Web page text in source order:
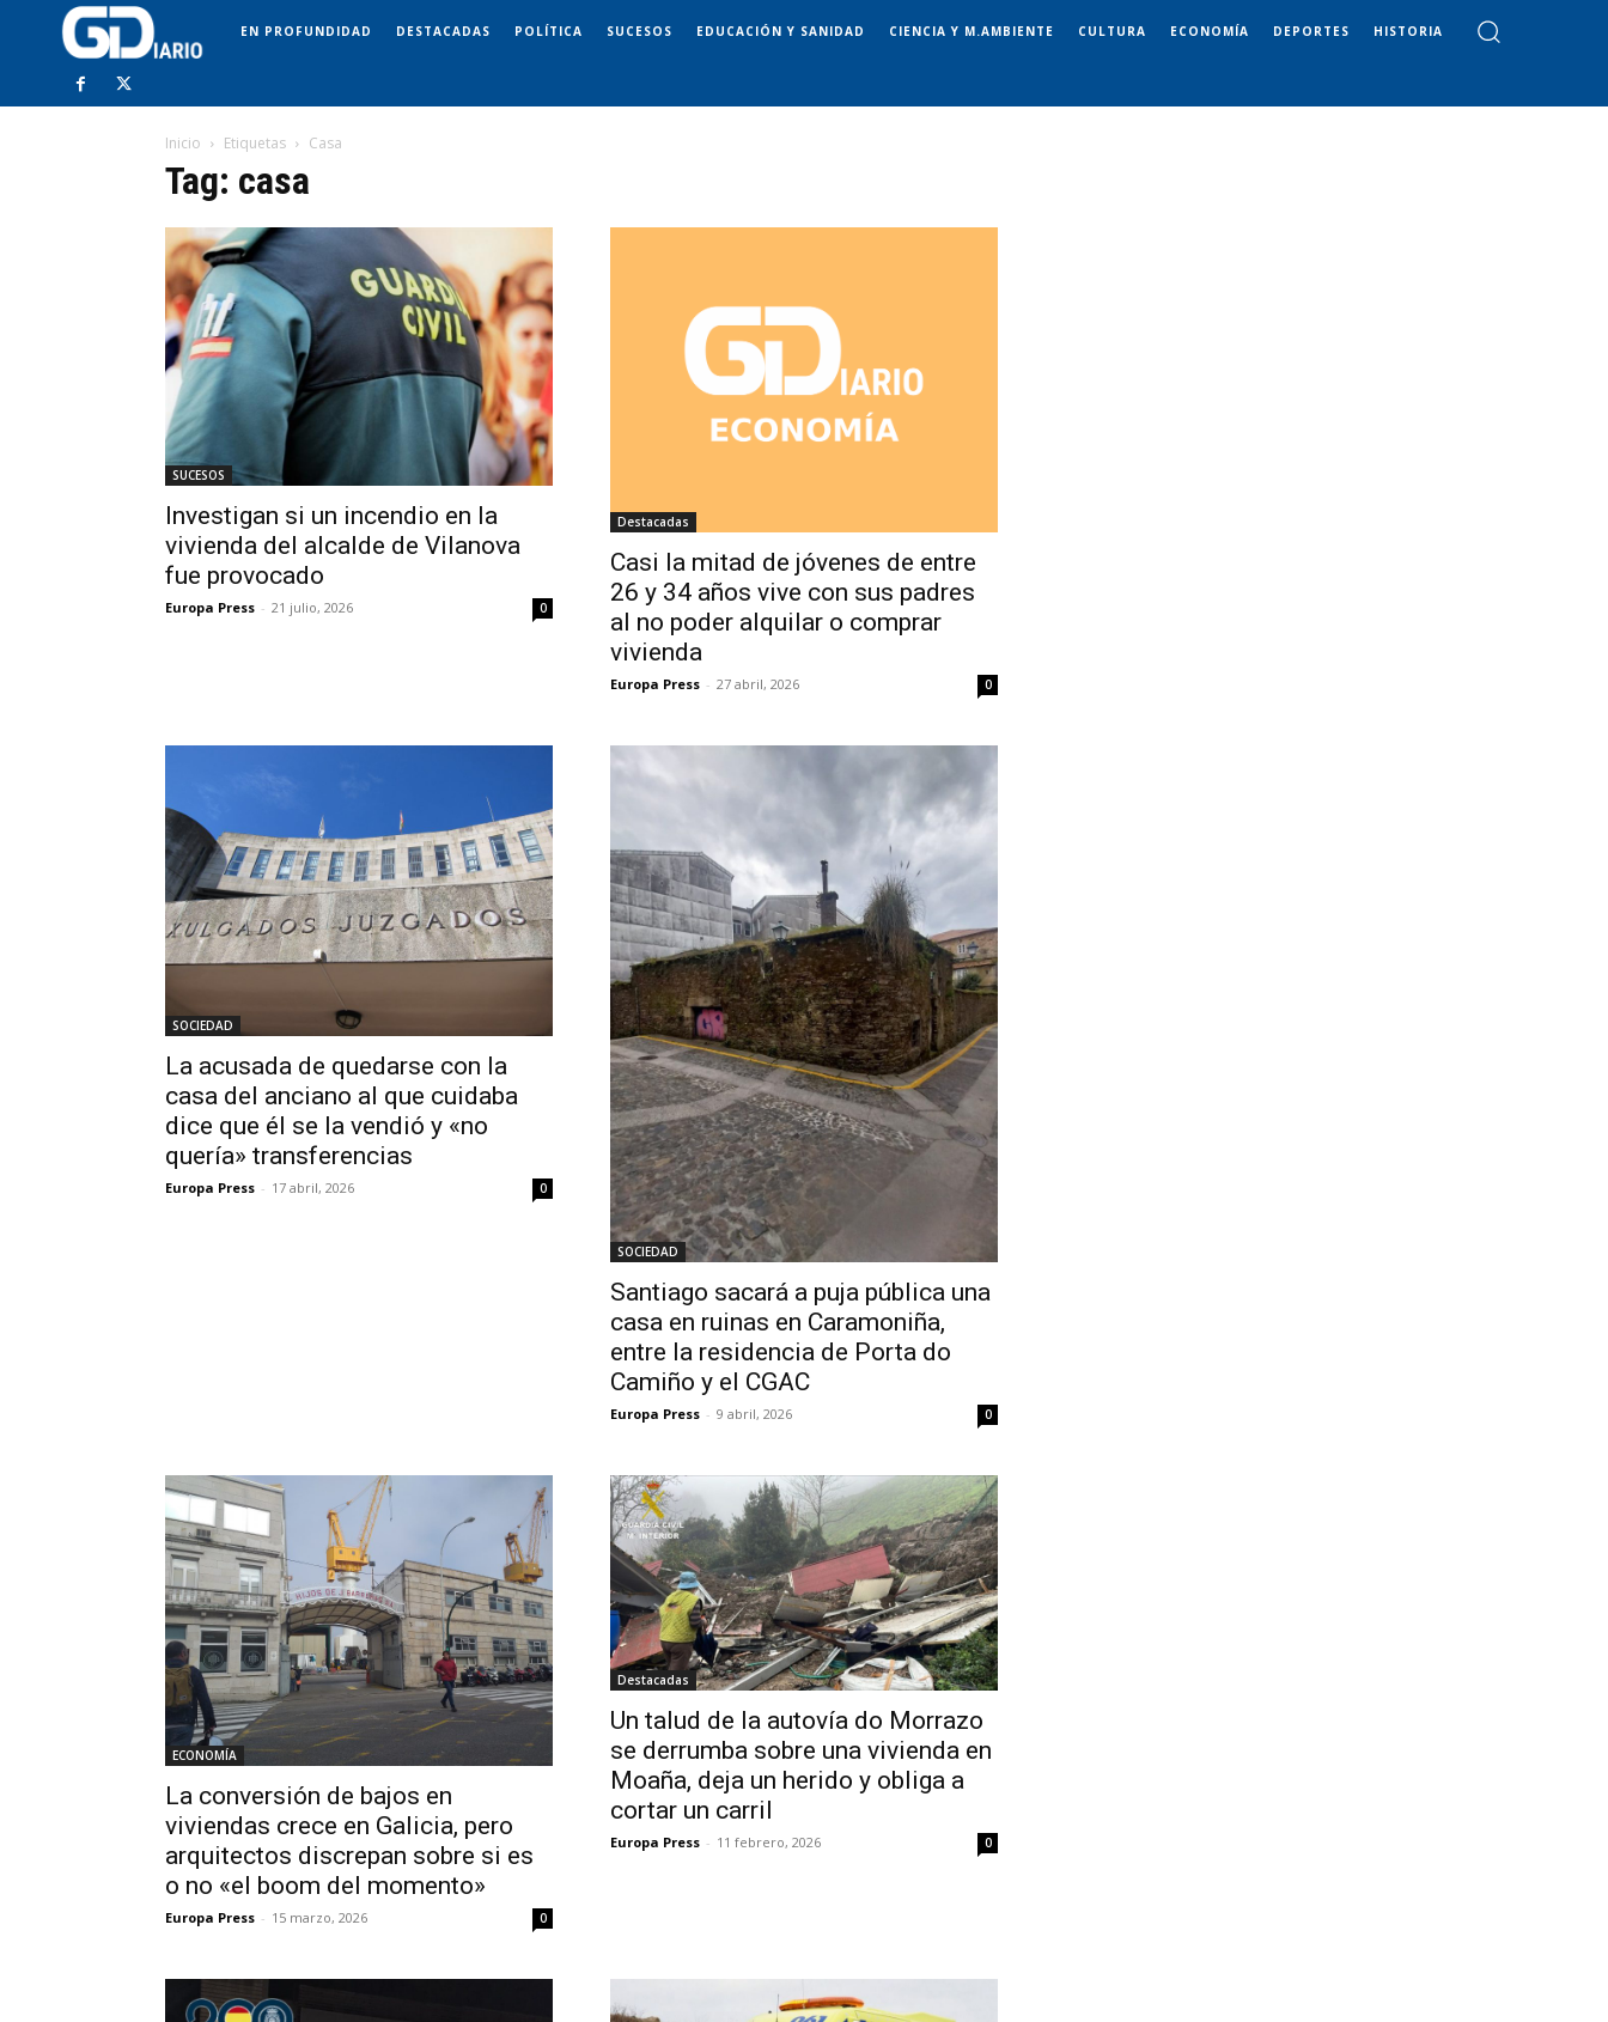
EN PROFUNDIDAD DESTACADAS POLÍTICA SUCESOS EDUCACIÓN Y SANIDAD CIENCIA Y M.AMBIENTE CULTURA ECONOMÍA DEPORTES HISTORIA
Inicio Etiquetas Casa
Tag: casa
SUCESOS
Investigan si un incendio en la
vivienda del alcalde de Vilanova
fue provocado
Europa Press - 21 julio, 2026 0
Destacadas
Casi la mitad de jóvenes de entre
26 y 34 años vive con sus padres
al no poder alquilar o comprar
vivienda
Europa Press - 27 abril, 2026 0
SOCIEDAD
La acusada de quedarse con la
casa del anciano al que cuidaba
dice que él se la vendió y «no
quería» transferencias
Europa Press - 17 abril, 2026 0
SOCIEDAD
Santiago sacará a puja pública una
casa en ruinas en Caramoniña,
entre la residencia de Porta do
Camiño y el CGAC
Europa Press - 9 abril, 2026 0
ECONOMÍA
La conversión de bajos en
viviendas crece en Galicia, pero
arquitectos discrepan sobre si es
o no «el boom del momento»
Europa Press - 15 marzo, 2026 0
Destacadas
Un talud de la autovía do Morrazo
se derrumba sobre una vivienda en
Moaña, deja un herido y obliga a
cortar un carril
Europa Press - 11 febrero, 2026 0